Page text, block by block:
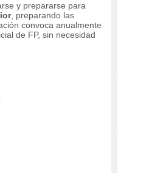
y prepararse para
, preparando las
convoca anualmente
de FP, sin necesidad